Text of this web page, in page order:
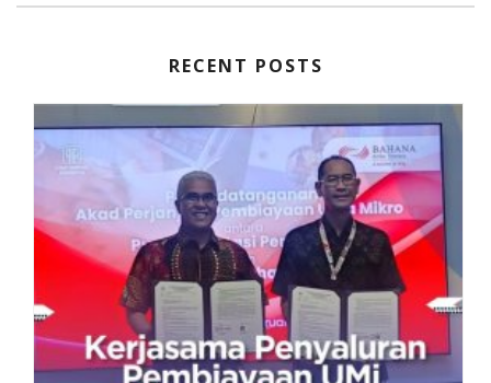
RECENT POSTS